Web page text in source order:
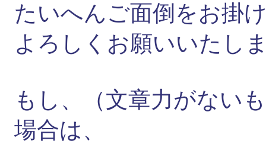
たいへんご面倒をお掛
よろしくお願いいたし
もし、（文章力がない
場合は、